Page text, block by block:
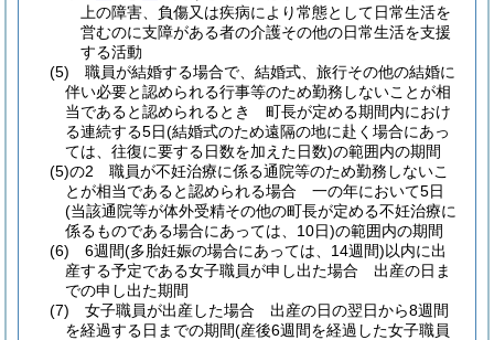
上の障害、負傷又は疾病により常態として日常生活を
営むのに支障がある者の介護その他の日常生活を支援
する活動
(5)
職員が結婚する場合で、結婚式、旅行その他の結婚に
伴い必要と認められる行事等のため勤務しないことが相
当であると認められるとき 町長が定める期間内におけ
る連続する5日(結婚式のため遠隔の地に赴く場合にあっ
ては、往復に要する日数を加えた日数)の範囲内の期間
(5)の2
職員が不妊治療に係る通院等のため勤務しないこ
とが相当であると認められる場合 一の年において5日
(当該通院等が体外受精その他の町長が定める不妊治療に
係るものである場合にあっては、10日)の範囲内の期間
(6)
6週間(多胎妊娠の場合にあっては、14週間)以内に出
産する予定である女子職員が申し出た場合 出産の日ま
での申し出た期間
(7)
女子職員が出産した場合 出産の日の翌日から8週間
を経過する日までの期間(産後6週間を経過した女子職員